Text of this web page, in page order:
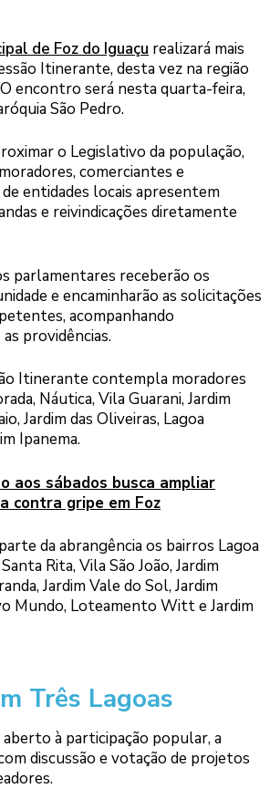
de Foz do Iguaçu realizará mais
Itinerante, desta vez na região
encontro será nesta quarta-feira,
São Pedro.
o Legislativo da população,
comerciantes e
entidades locais apresentem
e reivindicações diretamente
parlamentares receberão os
e encaminharão as solicitações
acompanhando
providências.
Itinerante contempla moradores
Náutica, Vila Guarani, Jardim
Jardim das Oliveiras, Lagoa
Ipanema.
aos sábados busca ampliar
contra gripe em Foz
da abrangência os bairros Lagoa
Rita, Vila São João, Jardim
Jardim Vale do Sol, Jardim
Mundo, Loteamento Witt e Jardim
Três Lagoas
à participação popular, a
discussão e votação de projetos